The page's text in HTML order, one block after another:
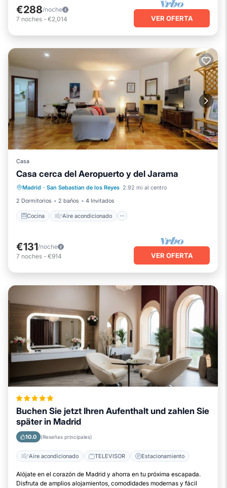
€288/noche
7 noches - €2,014 VER OFERTA
Casa
Casa cerca del Aeropuerto y del Jarama
Madrid · San Sebastian de los Reyes 2.92 mi al centro
2 Dormitorios
2 baños 4 Invitados
Cocina Aire acondicionado
Cocina Aire acondicionado
Internet
Se admiten mascotas
€131/noche
7 noches - €914 VER OFERTA
Buchen Sie jetzt Ihren Aufenthalt und zahlen Sie
später in Madrid
10.0 (Reseñas principales)
Aire acondicionado TELEVISOR Estacionamiento
Alójate en el corazón de Madrid y ahorra en tu próxima escapada.
Disfruta de amplios alojamientos, comodidades modernas y fácil